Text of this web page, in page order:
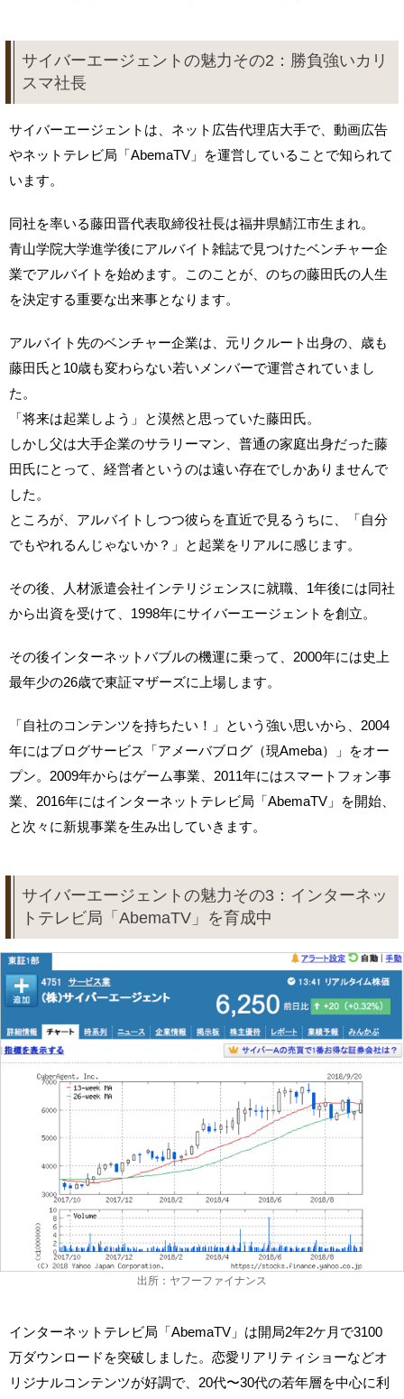
サイバーエージェントの魅力その2：勝負強いカリ
スマ社長
サイバーエージェントは、ネット広告代理店大手で、動画広告
やネットテレビ局「AbemaTV」を運営していることで知られて
います。
同社を率いる藤田晋代表取締役社長は福井県鯖江市生まれ。
青山学院大学進学後にアルバイト雑誌で見つけたベンチャー企
業でアルバイトを始めます。このことが、のちの藤田氏の人生
を決定する重要な出来事となります。
アルバイト先のベンチャー企業は、元リクルート出身の、歳も
藤田氏と10歳も変わらない若いメンバーで運営されていまし
た。
「将来は起業しよう」と漠然と思っていた藤田氏。
しかし父は大手企業のサラリーマン、普通の家庭出身だった藤
田氏にとって、経営者というのは遠い存在でしかありませんで
した。
ところが、アルバイトしつつ彼らを直近で見るうちに、「自分
でもやれるんじゃないか？」と起業をリアルに感じます。
その後、人材派遣会社インテリジェンスに就職、1年後には同社
から出資を受けて、1998年にサイバーエージェントを創立。
その後インターネットバブルの機運に乗って、2000年には史上
最年少の26歳で東証マザーズに上場します。
「自社のコンテンツを持ちたい！」という強い思いから、2004
年にはブログサービス「アメーバブログ（現Ameba）」をオー
プン。2009年からはゲーム事業、2011年にはスマートフォン事
業、2016年にはインターネットテレビ局「AbemaTV」を開始、
と次々に新規事業を生み出していきます。
サイバーエージェントの魅力その3：インターネッ
トテレビ局「AbemaTV」を育成中
出所：ヤフーファイナンス
インターネットテレビ局「AbemaTV」は開局2年2ケ月で3100
万ダウンロードを突破しました。恋愛リアリティショーなどオ
リジナルコンテンツが好調で、20代〜30代の若年層を中心に利